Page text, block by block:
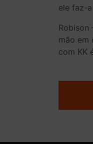
ele faz-
Robison
mão em
com KK